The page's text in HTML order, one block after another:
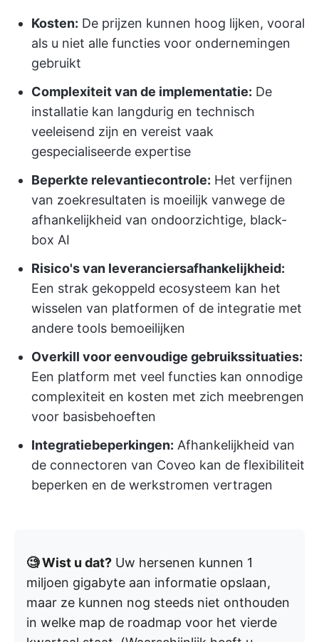
Kosten: De prijzen kunnen hoog lijken, vooral
als u niet alle functies voor ondernemingen
gebruikt
Complexiteit van de implementatie: De
installatie kan langdurig en technisch
veeleisend zijn en vereist vaak
gespecialiseerde expertise
Beperkte relevantiecontrole: Het verfijnen
van zoekresultaten is moeilijk vanwege de
afhankelijkheid van ondoorzichtige, black-
box AI
Risico's van leveranciersafhankelijkheid:
Een strak gekoppeld ecosysteem kan het
wisselen van platformen of de integratie met
andere tools bemoeilijken
Overkill voor eenvoudige gebruikssituaties:
Een platform met veel functies kan onnodige
complexiteit en kosten met zich meebrengen
voor basisbehoeften
Integratiebeperkingen: Afhankelijkheid van
de connectoren van Coveo kan de flexibiliteit
beperken en de werkstromen vertragen
🧐 Wist u dat? Uw hersenen kunnen 1
miljoen gigabyte aan informatie opslaan,
maar ze kunnen nog steeds niet onthouden
in welke map de roadmap voor het vierde